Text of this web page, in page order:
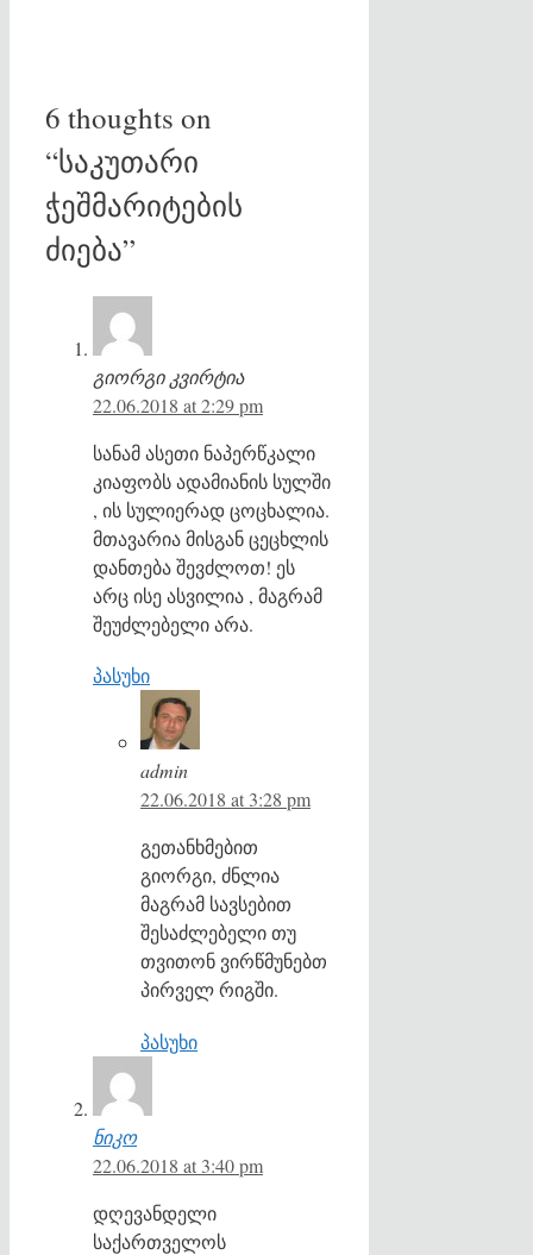
6 thoughts on
“საკუთარი
ჭეშმარიტების
ძიება”
გიორგი კვირტია
22.06.2018 at 2:29 pm
სანამ ასეთი ნაპერწკალი
კიაფობს ადამიანის სულში
, ის სულიერად ცოცხალია.
მთავარია მისგან ცეცხლის
დანთება შევძლოთ! ეს
არც ისე ასვილია , მაგრამ
შეუძლებელი არა.
პასუხი
admin
22.06.2018 at 3:28 pm
გეთანხმებით
გიორგი, ძნლია
მაგრამ სავსებით
შესაძლებელი თუ
თვითონ ვირწმუნებთ
პირველ რიგში.
პასუხი
ნიკო
22.06.2018 at 3:40 pm
დღევანდელი
საქართველოს